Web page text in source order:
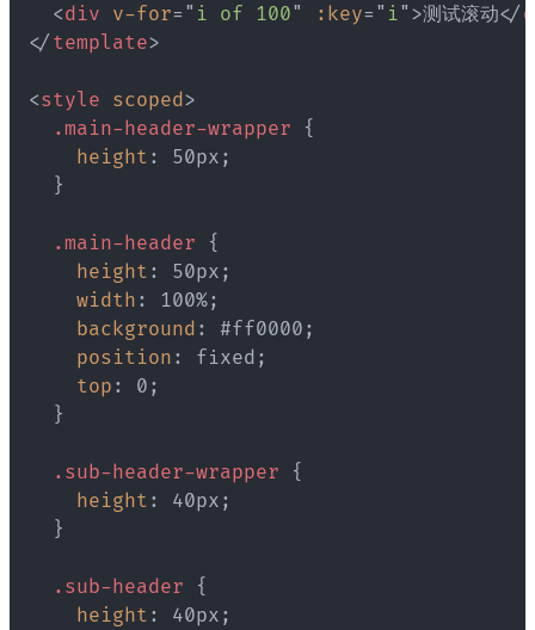
<div v-for= " i of 100" :key= " i" >测试滚动</
</ template>
<style scoped>
.main-header-wrapper
{
height : 50px ;
}
.main-header
{
height : 50px ;
width : 100%;
background : #ff0000 ;
position : fixed ;
top : 0 ;
}
.sub-header-wrapper
{
height : 40px ;
}
.sub-header
{
height : 40px ;